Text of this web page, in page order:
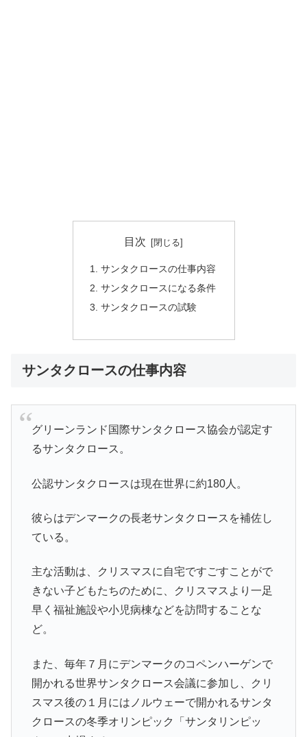
目次
サンタクロースの仕事内容
サンタクロースになる条件
サンタクロースの試験
サンタクロースの仕事内容
グリーンランド国際サンタクロース協会が認定す
るサンタクロース。
公認サンタクロースは現在世界に約180人。
彼らはデンマークの長老サンタクロースを補佐し
ている。
主な活動は、クリスマスに自宅ですごすことがで
きない子どもたちのために、クリスマスより一足
早く福祉施設や小児病棟などを訪問することな
ど。
また、毎年７月にデンマークのコペンハーゲンで
開かれる世界サンタクロース会議に参加し、クリ
スマス後の１月にはノルウェーで開かれるサンタ
クロースの冬季オリンピック「サンタリンピッ